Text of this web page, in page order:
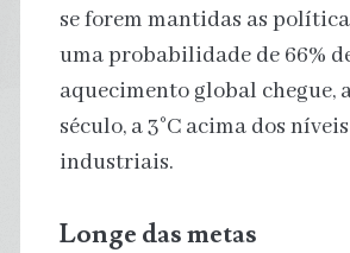
se forem mantidas as
uma probabilidade de 66%
aquecimento global chegue,
século, a 3°C acima dos
industriais.
Longe das metas